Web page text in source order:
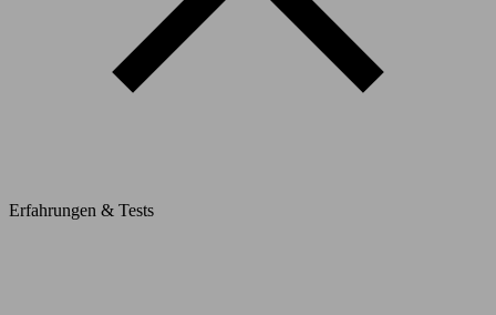
Erfahrungen & Tests